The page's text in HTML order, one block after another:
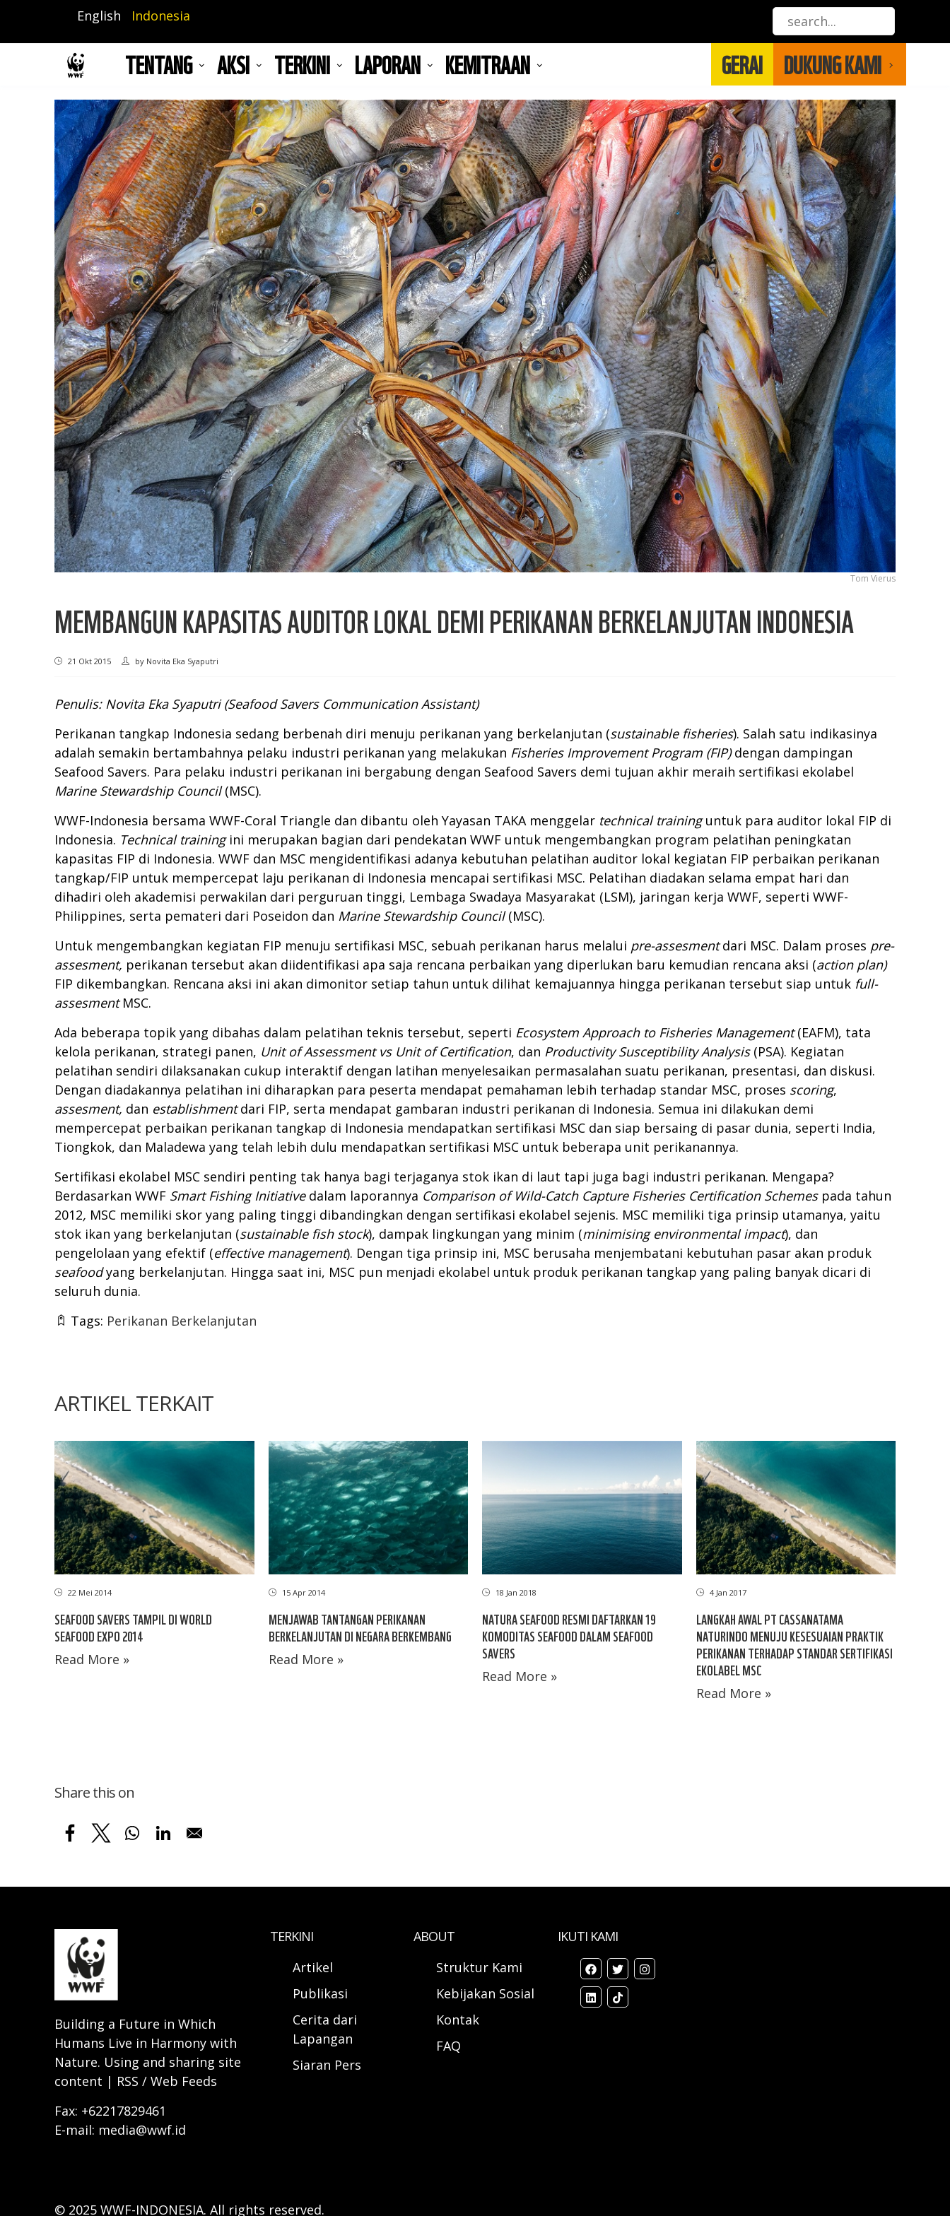
isi
English Indonesia
TENTANG AKSI TERKINI LAPORAN KEMITRAAN GERAI DUKUNG KAMI
Tom Vierus
MEMBANGUN KAPASITAS AUDITOR LOKAL DEMI PERIKANAN BERKELANJUTAN INDONESIA
21 Okt 2015 by Novita Eka Syaputri
Penulis: Novita Eka Syaputri (Seafood Savers Communication Assistant)
Perikanan tangkap Indonesia sedang berbenah diri menuju perikanan yang berkelanjutan (sustainable fisheries). Salah satu indikasinya
adalah semakin bertambahnya pelaku industri perikanan yang melakukan Fisheries Improvement Program (FIP)dengan dampingan
Seafood Savers. Para pelaku industri perikanan ini bergabung dengan Seafood Savers demi tujuan akhir meraih sertifikasi ekolabel
Marine Stewardship Council(MSC).
WWF-Indonesia bersama WWF-Coral Triangle dan dibantu oleh Yayasan TAKA menggelar technical traininguntuk para auditor lokal FIP di
Indonesia. Technical training ini merupakan bagian dari pendekatan WWF untuk mengembangkan program pelatihan peningkatan
kapasitas FIP di Indonesia. WWF dan MSC mengidentifikasi adanya kebutuhan pelatihan auditor lokal kegiatan FIP perbaikan perikanan
tangkap/FIP untuk mempercepat laju perikanan di Indonesia mencapai sertifikasi MSC. Pelatihan diadakan selama empat hari dan
dihadiri oleh akademisi perwakilan dari perguruan tinggi, Lembaga Swadaya Masyarakat (LSM), jaringan kerja WWF, seperti WWF-
Philippines, serta pemateri dari Poseidon dan Marine Stewardship Council(MSC).
Untuk mengembangkan kegiatan FIP menuju sertifikasi MSC, sebuah perikanan harus melalui pre-assesmentdari MSC. Dalam proses pre-
assesment, perikanan tersebut akan diidentifikasi apa saja rencana perbaikan yang diperlukan baru kemudian rencana aksi (action plan)
FIP dikembangkan. Rencana aksi ini akan dimonitor setiap tahun untuk dilihat kemajuannya hingga perikanan tersebut siap untuk full-
assesmentMSC.
Ada beberapa topik yang dibahas dalam pelatihan teknis tersebut, seperti Ecosystem Approach to Fisheries Management(EAFM), tata
kelola perikanan, strategi panen, Unit of Assessment vs Unit of Certification, dan Productivity Susceptibility Analysis (PSA). Kegiatan
pelatihan sendiri dilaksanakan cukup interaktif dengan latihan menyelesaikan permasalahan suatu perikanan, presentasi, dan diskusi.
Dengan diadakannya pelatihan ini diharapkan para peserta mendapat pemahaman lebih terhadap standar MSC, proses scoring,
assesment, dan establishmentdari FIP, serta mendapat gambaran industri perikanan di Indonesia. Semua ini dilakukan demi
mempercepat perbaikan perikanan tangkap di Indonesia mendapatkan sertifikasi MSC dan siap bersaing di pasar dunia, seperti India,
Tiongkok, dan Maladewa yang telah lebih dulu mendapatkan sertifikasi MSC untuk beberapa unit perikanannya.
Sertifikasi ekolabel MSC sendiri penting tak hanya bagi terjaganya stok ikan di laut tapi juga bagi industri perikanan. Mengapa?
Berdasarkan WWF Smart Fishing Initiative dalam laporannya Comparison of Wild-Catch Capture Fisheries Certification Schemes pada tahun
2012, MSC memiliki skor yang paling tinggi dibandingkan dengan sertifikasi ekolabel sejenis. MSC memiliki tiga prinsip utamanya, yaitu
stok ikan yang berkelanjutan (sustainable fish stock), dampak lingkungan yang minim (minimising environmental impact), dan
pengelolaan yang efektif (effective management). Dengan tiga prinsip ini, MSC berusaha menjembatani kebutuhan pasar akan produk
seafoodyang berkelanjutan. Hingga saat ini, MSC pun menjadi ekolabel untuk produk perikanan tangkap yang paling banyak dicari di
seluruh dunia.
Tags: Perikanan Berkelanjutan
ARTIKEL TERKAIT
22 Mei 2014
SEAFOOD SAVERS TAMPIL DI WORLD
SEAFOOD EXPO 2014
Read More »
15 Apr 2014
MENJAWAB TANTANGAN PERIKANAN
BERKELANJUTAN DI NEGARA BERKEMBANG
Read More »
18 Jan 2018
NATURA SEAFOOD RESMI DAFTARKAN 19
KOMODITAS SEAFOOD DALAM SEAFOOD
SAVERS
Read More »
4 Jan 2017
LANGKAH AWAL PT CASSANATAMA
NATURINDO MENUJU KESESUAIAN PRAKTIK
PERIKANAN TERHADAP STANDAR SERTIFIKASI
EKOLABEL MSC
Read More »
Share this on
Building a Future in Which
Humans Live in Harmony with
Nature. Using and sharing site
content | RSS / Web Feeds
Fax: +62217829461
E-mail: media@wwf.id
TERKINI
Artikel
Publikasi
Cerita dari
Lapangan
Siaran Pers
ABOUT
Struktur Kami
Kebijakan Sosial
Kontak
FAQ
IKUTI KAMI
© 2025 WWF-INDONESIA. All rights reserved.